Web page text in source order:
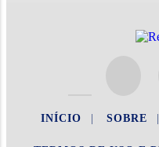
INÍCIO | SOBRE |